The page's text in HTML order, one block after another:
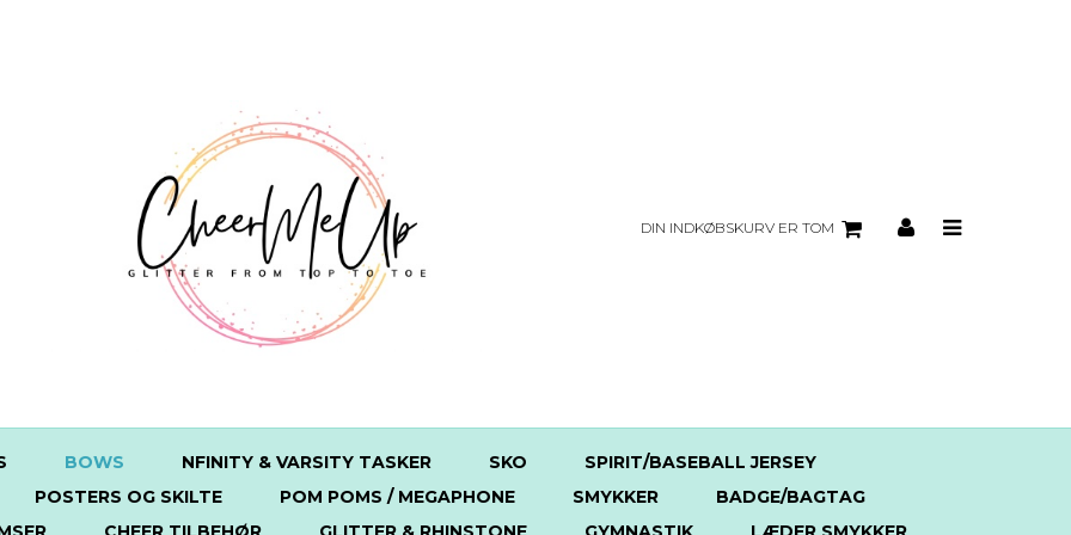
DIN INDKØBSKURV ER TOM
BOWS NFINITY & VARSITY TASKER SKO
SPIRIT/BASEBALL JERSEY
POSTERS OG SKILTE POM POMS / MEGAPHONE SMYKKER
BADGE/BAGTAG